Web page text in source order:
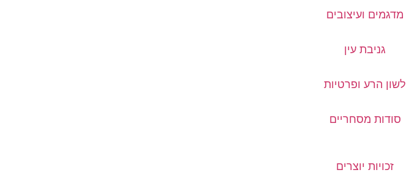
מדגמים ועיצובים
גניבת עין
לשון הרע ופרטיות
סודות מסחריים
זכויות יוצרים